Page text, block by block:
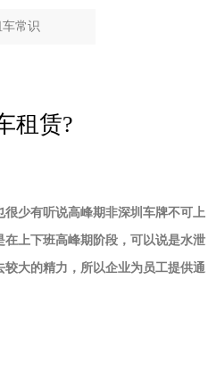
车常识
租赁?
少有听说高峰期非深圳车牌不可上
上下班高峰期阶段，可以说是水泄
大的精力，所以企业为员工提供通